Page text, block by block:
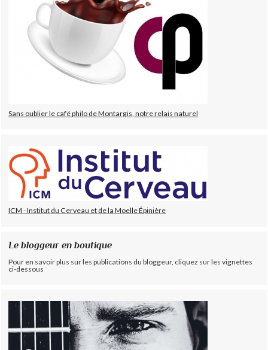
Sans oublier le café philo de Montargis, notre relais naturel
ICM - Institut du Cerveau et de la Moelle Épinière
Le bloggeur en boutique
Pour en savoir plus sur les publications du bloggeur, cliquez sur les vignettes
ci-dessous